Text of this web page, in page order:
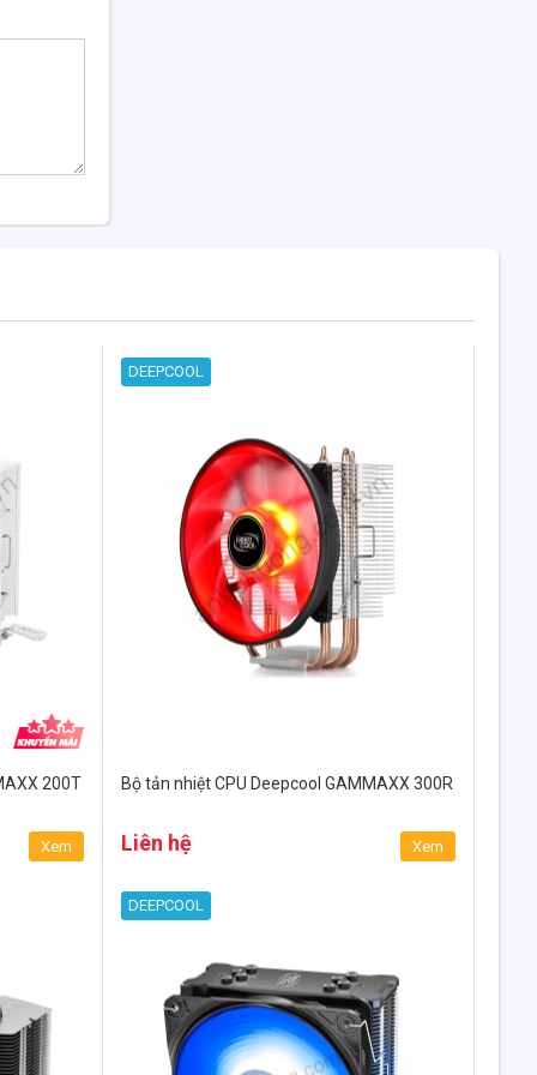
200T
Xem
DEEPCOOL
Bộ tản nhiệt CPU Deepcool GAMMAXX 300R
Liên hệ Xem
DEEPCOOL